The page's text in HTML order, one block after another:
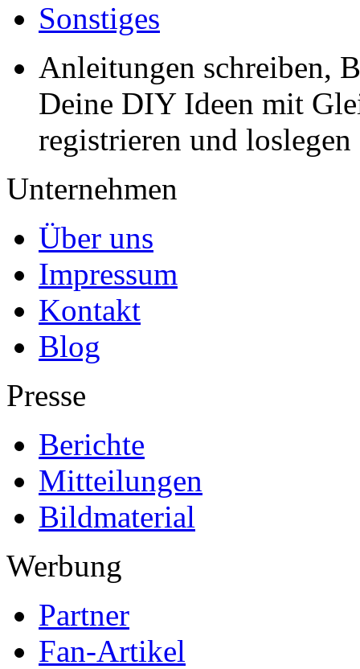
Sonstiges
Anleitungen schreiben,
Deine DIY Ideen mit
registrieren und loslegen
Unternehmen
Über uns
Impressum
Kontakt
Blog
Presse
Berichte
Mitteilungen
Bildmaterial
Werbung
Partner
Fan-Artikel